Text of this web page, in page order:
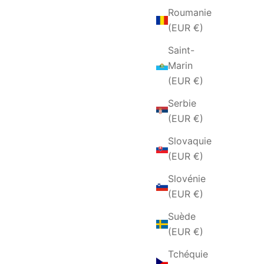
Roumanie
(EUR €)
Saint-
Marin
(EUR €)
Serbie
(EUR €)
Slovaquie
(EUR €)
Slovénie
(EUR €)
Suède
(EUR €)
Tchéquie